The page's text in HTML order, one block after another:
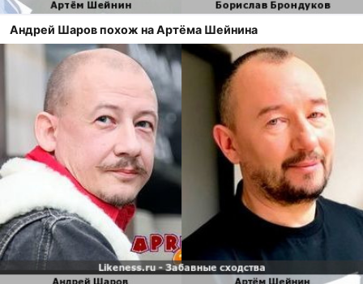
Андрей Шаров похож на Артёма Шейнина